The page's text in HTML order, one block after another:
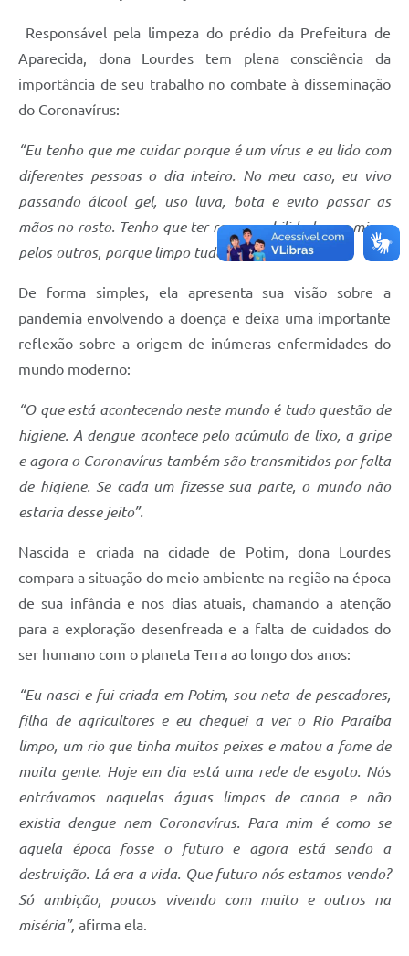
Responsável pela limpeza do prédio da Prefeitura de
Aparecida, dona Lourdes tem plena consciência da
importância de seu trabalho no combate à disseminação
do Coronavírus:
“Eu tenho que me cuidar porque é um vírus e eu lido com
diferentes pessoas o dia inteiro. No meu caso, eu vivo
passando álcool gel, uso luva, bota e evito passar as
mãos no rosto. Tenho que ter responsabilidade por mim e
pelos outros, porque limpo tudo por aqui”, explica.
De forma simples, ela apresenta sua visão sobre a
pandemia envolvendo a doença e deixa uma importante
reflexão sobre a origem de inúmeras enfermidades do
mundo moderno:
“O que está acontecendo neste mundo é tudo questão de
higiene. A dengue acontece pelo acúmulo de lixo, a gripe
e agora o Coronavírus também são transmitidos por falta
de higiene. Se cada um fizesse sua parte, o mundo não
estaria desse jeito”.
Nascida e criada na cidade de Potim, dona Lourdes
compara a situação do meio ambiente na região na época
de sua infância e nos dias atuais, chamando a atenção
para a exploração desenfreada e a falta de cuidados do
ser humano com o planeta Terra ao longo dos anos:
“Eu nasci e fui criada em Potim, sou neta de pescadores,
filha de agricultores e eu cheguei a ver o Rio Paraíba
limpo, um rio que tinha muitos peixes e matou a fome de
muita gente. Hoje em dia está uma rede de esgoto. Nós
entrávamos naquelas águas limpas de canoa e não
existia dengue nem Coronavírus. Para mim é como se
aquela época fosse o futuro e agora está sendo a
destruição. Lá era a vida. Que futuro nós estamos vendo?
Só ambição, poucos vivendo com muito e outros na
miséria”, afirma ela.